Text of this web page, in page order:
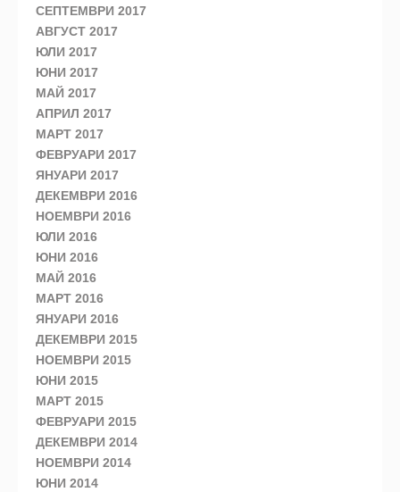
СЕПТЕМВРИ 2017
АВГУСТ 2017
ЮЛИ 2017
ЮНИ 2017
МАЙ 2017
АПРИЛ 2017
МАРТ 2017
ФЕВРУАРИ 2017
ЯНУАРИ 2017
ДЕКЕМВРИ 2016
НОЕМВРИ 2016
ЮЛИ 2016
ЮНИ 2016
МАЙ 2016
МАРТ 2016
ЯНУАРИ 2016
ДЕКЕМВРИ 2015
НОЕМВРИ 2015
ЮНИ 2015
МАРТ 2015
ФЕВРУАРИ 2015
ДЕКЕМВРИ 2014
НОЕМВРИ 2014
ЮНИ 2014